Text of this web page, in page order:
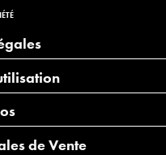
de Vente